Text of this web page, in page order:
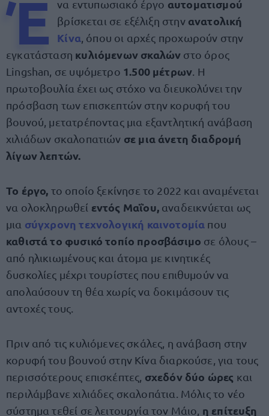
Έ να εντυπωσιακό έργο αυτοματισμού
βρίσκεται σε εξέλιξη στην ανατολική
Κίνα , όπου οι αρχές προχωρούν στην
εγκατάσταση κυλιόμενων σκαλών στο όρος
Lingshan, σε υψόμετρο 1.500 μέτρων . Η
πρωτοβουλία έχει ως στόχο να διευκολύνει την
πρόσβαση των επισκεπτών στην κορυφή του
βουνού, μετατρέποντας μια εξαντλητική ανάβαση
χιλιάδων σκαλοπατιών σε μια άνετη διαδρομή
λίγων λεπτών.
Το έργο, το οποίο ξεκίνησε το 2022 και αναμένεται
να ολοκληρωθεί εντός Μαΐου, αναδεικνύεται ως
μια σύγχρονη τεχνολογική καινοτομία που
καθιστά το φυσικό τοπίο προσβάσιμο σε όλους –
από ηλικιωμένους και άτομα με κινητικές
δυσκολίες μέχρι τουρίστες που επιθυμούν να
απολαύσουν τη θέα χωρίς να δοκιμάσουν τις
αντοχές τους.
Πριν από τις κυλιόμενες σκάλες, η ανάβαση στην
κορυφή του βουνού στην Κίνα διαρκούσε, για τους
περισσότερους επισκέπτες, σχεδόν δύο ώρες και
περιλάμβανε χιλιάδες σκαλοπάτια. Μόλις το νέο
σύστημα τεθεί σε λειτουργία τον Μάιο, η επίτευξη